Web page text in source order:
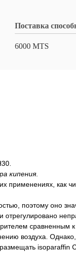
Поставка
6000 MTS
кипения.
применениях, как
поэтому оно
сравненным
воздуха. Однако,
isoparaffin